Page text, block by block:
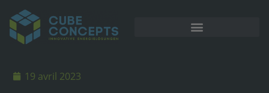
19 avril 2023